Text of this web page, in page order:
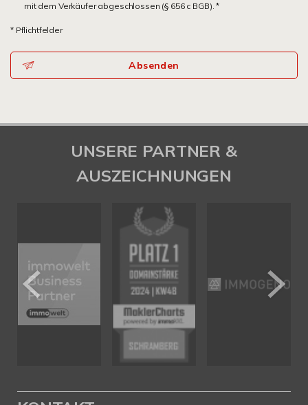
mit dem Verkäufer abgeschlossen (§ 656 c BGB). *
* Pflichtfelder
Absenden
UNSERE PARTNER &
AUSZEICHNUNGEN